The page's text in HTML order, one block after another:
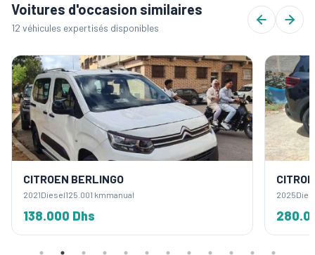
Voitures d'occasion similaires
12 véhicules expertisés disponibles
CITROEN BERLINGO
2021Diesel125.001 kmmanual
138.000 Dhs
2025